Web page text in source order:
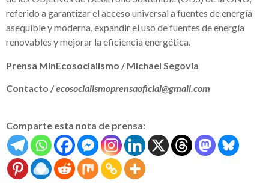
referido a garantizar el acceso universal a fuentes de energía
asequible y moderna, expandir el uso de fuentes de energía
renovables y mejorar la eficiencia energética.
Prensa MinEcosocialismo / Michael Segovia
Contacto /ecosocialismoprensaoficial@gmail.com
Comparte esta nota de prensa: